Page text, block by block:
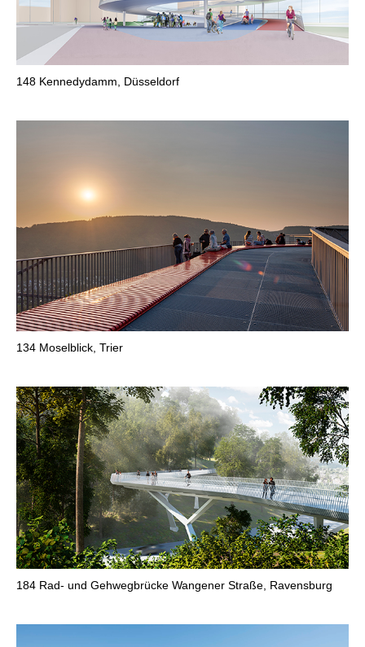
148 Kennedydamm, Düsseldorf
134 Moselblick, Trier
184 Rad- und Gehwegbrücke Wangener Straße, Ravensburg